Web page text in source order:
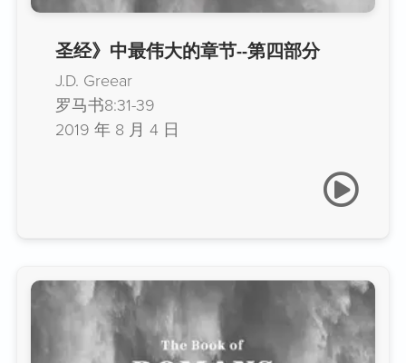
圣经》中最伟大的章节--第四部分
J.D. Greear
罗马书8:31-39
2019 年 8 月 4 日